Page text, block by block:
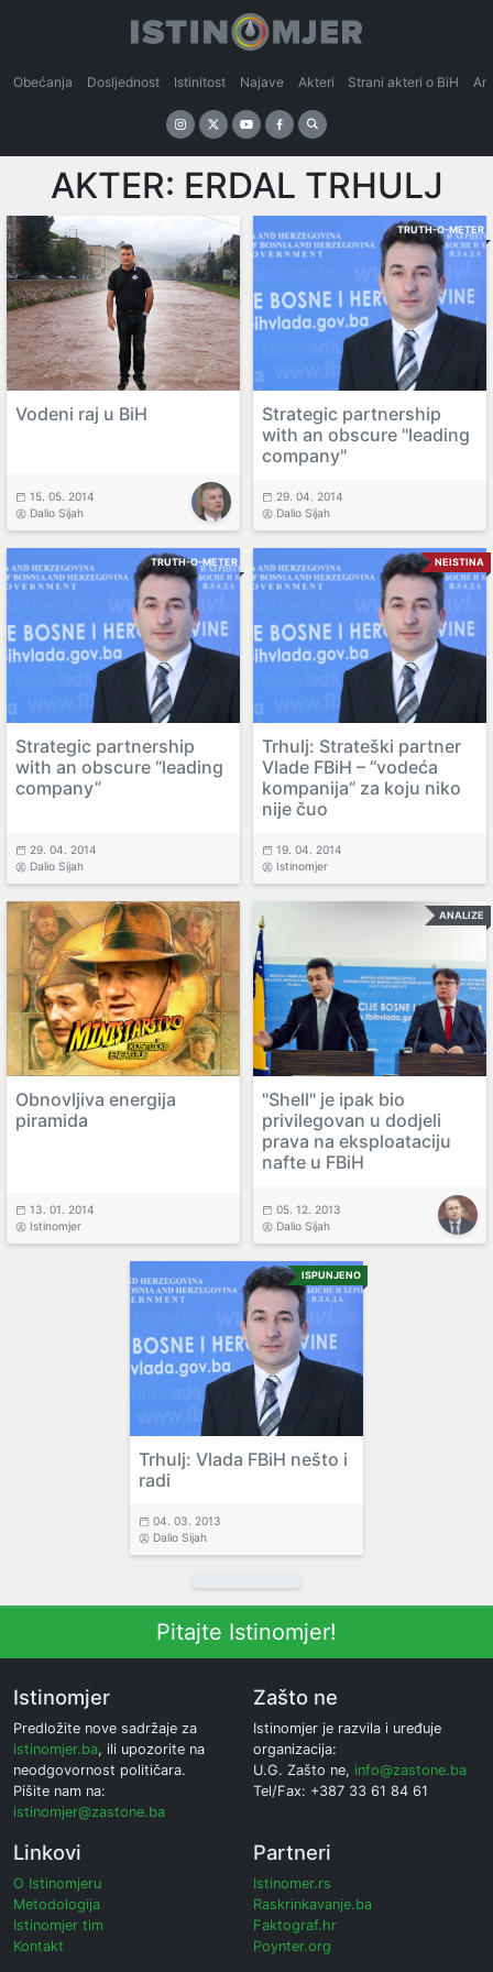
Obećanja Dosljednost Istinitost Najave Akteri Strani akteri o BiH
AKTER: ERDAL TRHULJ
Vodeni raj u BiH
15. 05. 2014
Dalio Sijah
TRUTH-O-METER
Strategic partnership
with an obscure "leading
company"
29. 04. 2014
Dalio Sijah
TRUTH-O-METER
Strategic partnership
with an obscure “leading
company”
29. 04. 2014
Dalio Sijah
NEISTINA
Trhulj: Strateški partner
Vlade FBiH – “vodeća
kompanija” za koju niko
nije čuo
19. 04. 2014
Istinomjer
Obnovljiva energija
piramida
13. 01. 2014
Istinomjer
ANALIZE
"Shell" je ipak bio
privilegovan u dodjeli
prava na eksploataciju
nafte u FBiH
05. 12. 2013
Dalio Sijah
ISPUNJENO
Trhulj: Vlada FBiH nešto i
radi
04. 03. 2013
Dalio Sijah
Pitajte Istinomjer!
Istinomjer
Predložite nove sadržaje za
istinomjer.ba, ili upozorite na
neodgovornost političara.
Pišite nam na:
istinomjer@zastone.ba
Zašto ne
Istinomjer je razvila i uređuje
organizacija:
U.G. Zašto ne, info@zastone.ba
Tel/Fax: +387 33 61 84 61
Linkovi
O Istinomjeru
Metodologija
Istinomjer tim
Kontakt
Partneri
Istinomer.rs
Raskrinkavanje.ba
Faktograf.hr
Poynter.org